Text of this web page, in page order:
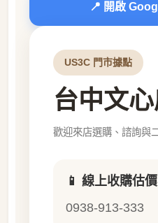
📍 開啟
US3C 門市據點
台中文
歡迎來店選購、諮詢與
📱 線上收購估
0938-913-333